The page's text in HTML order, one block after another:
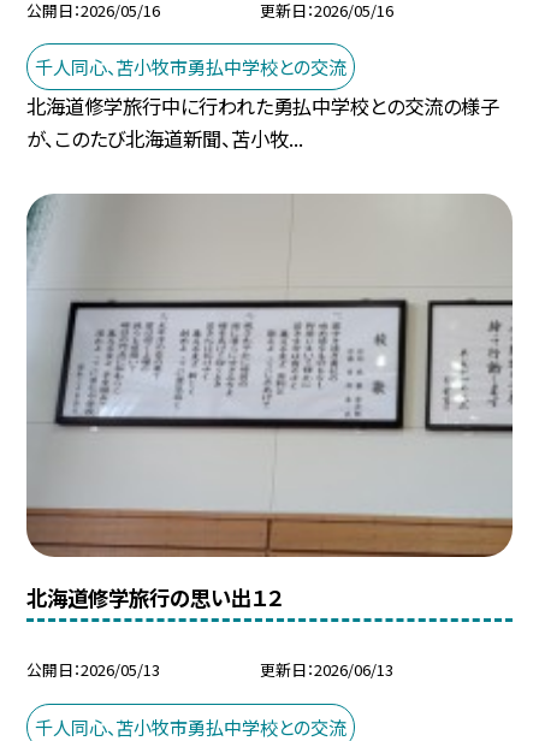
公開日 2026/05/16 更新日 2026/05/16
千人同心、苫小牧市勇払中学校との交流
北海道修学旅行中に行われた勇払中学校との交流の様子
が、このたび北海道新聞、苫小牧...
北海道修学旅行の思い出１２
公開日 2026/05/13 更新日 2026/06/13
千人同心、苫小牧市勇払中学校との交流